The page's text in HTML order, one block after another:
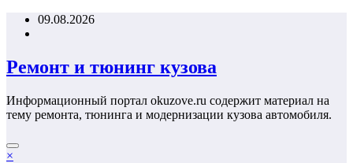
Перейти09.08.2026
Ремонт и тюнинг кузова
Информационный портал okuzove.ru содержит материал на
тему ремонта, тюнинга и модернизации кузова автомобиля.
×